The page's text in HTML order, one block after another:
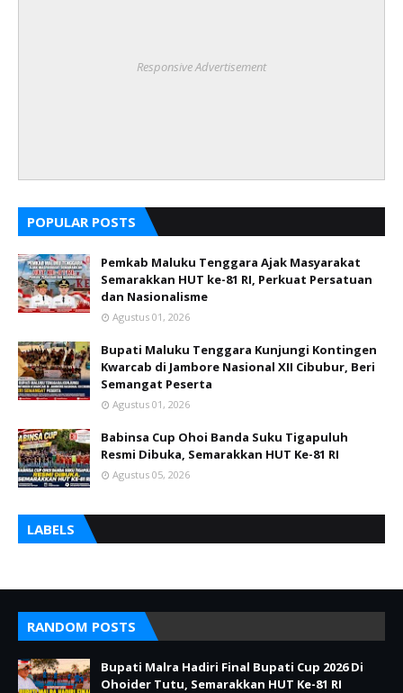
Responsive Advertisement
POPULAR POSTS
Pemkab Maluku Tenggara Ajak Masyarakat
Semarakkan HUT ke-81 RI, Perkuat Persatuan
dan Nasionalisme
Agustus 01, 2026
Bupati Maluku Tenggara Kunjungi Kontingen
Kwarcab di Jambore Nasional XII Cibubur, Beri
Semangat Peserta
Agustus 01, 2026
Babinsa Cup Ohoi Banda Suku Tigapuluh
Resmi Dibuka, Semarakkan HUT Ke-81 RI
Agustus 05, 2026
LABELS
RANDOM POSTS
Bupati Malra Hadiri Final Bupati Cup 2026 Di
Ohoider Tutu, Semarakkan HUT Ke-81 RI